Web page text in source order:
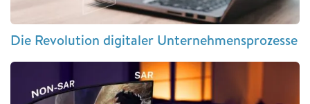
Die Revolution digitaler Unternehmensprozesse